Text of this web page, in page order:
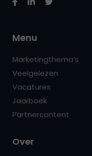
Menu
Marketingthema’s
Veelgelezen
Vacatures
Jaarboek
Partnercontent
Over